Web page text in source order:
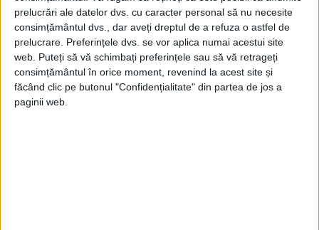
prelucrări ale datelor dvs. cu caracter personal să nu necesite
consimțământul dvs., dar aveți dreptul de a refuza o astfel de
prelucrare. Preferințele dvs. se vor aplica numai acestui site
web. Puteți să vă schimbați preferințele sau să vă retrageți
consimțământul în orice moment, revenind la acest site și
făcând clic pe butonul "Confidențialitate" din partea de jos a
paginii web.
Citeșteși10.000 de arestări într-o singură
zi